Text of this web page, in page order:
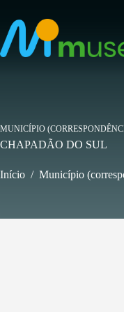
para
conteúdo
MUNICÍPIO
CHAPADÃO DO SUL
Início / Município